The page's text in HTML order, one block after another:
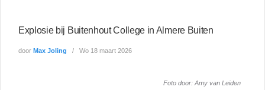
Explosie bij Buitenhout College in Almere Buiten
door Max Joling Wo 18 maart 2026
Foto door: Amy van Leiden